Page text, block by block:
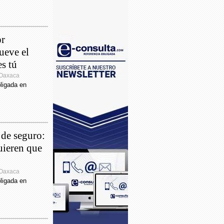
al gobernador Alejandro Murat.
Beneficia IEEPO a 153 mil 366
educativas con capacitación,
educativo y equipo de cómputo
Urge priorizar entrega de becas a
a causa del Covid-19: Victoria
Órganos Autónomos obligados a
máxima transparencia, acuerda el
Registra SSO 19 defunciones por
19, exhorta a seguir con las
sanitarias para evitar contagios
el
tú
en
seguro:
que
en